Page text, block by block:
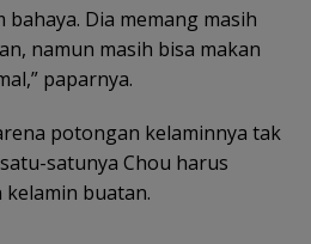
bahaya. Dia memang masih
namun masih bisa makan
paparnya.
potongan kelaminnya tak
satunya Chou harus
kelamin buatan.